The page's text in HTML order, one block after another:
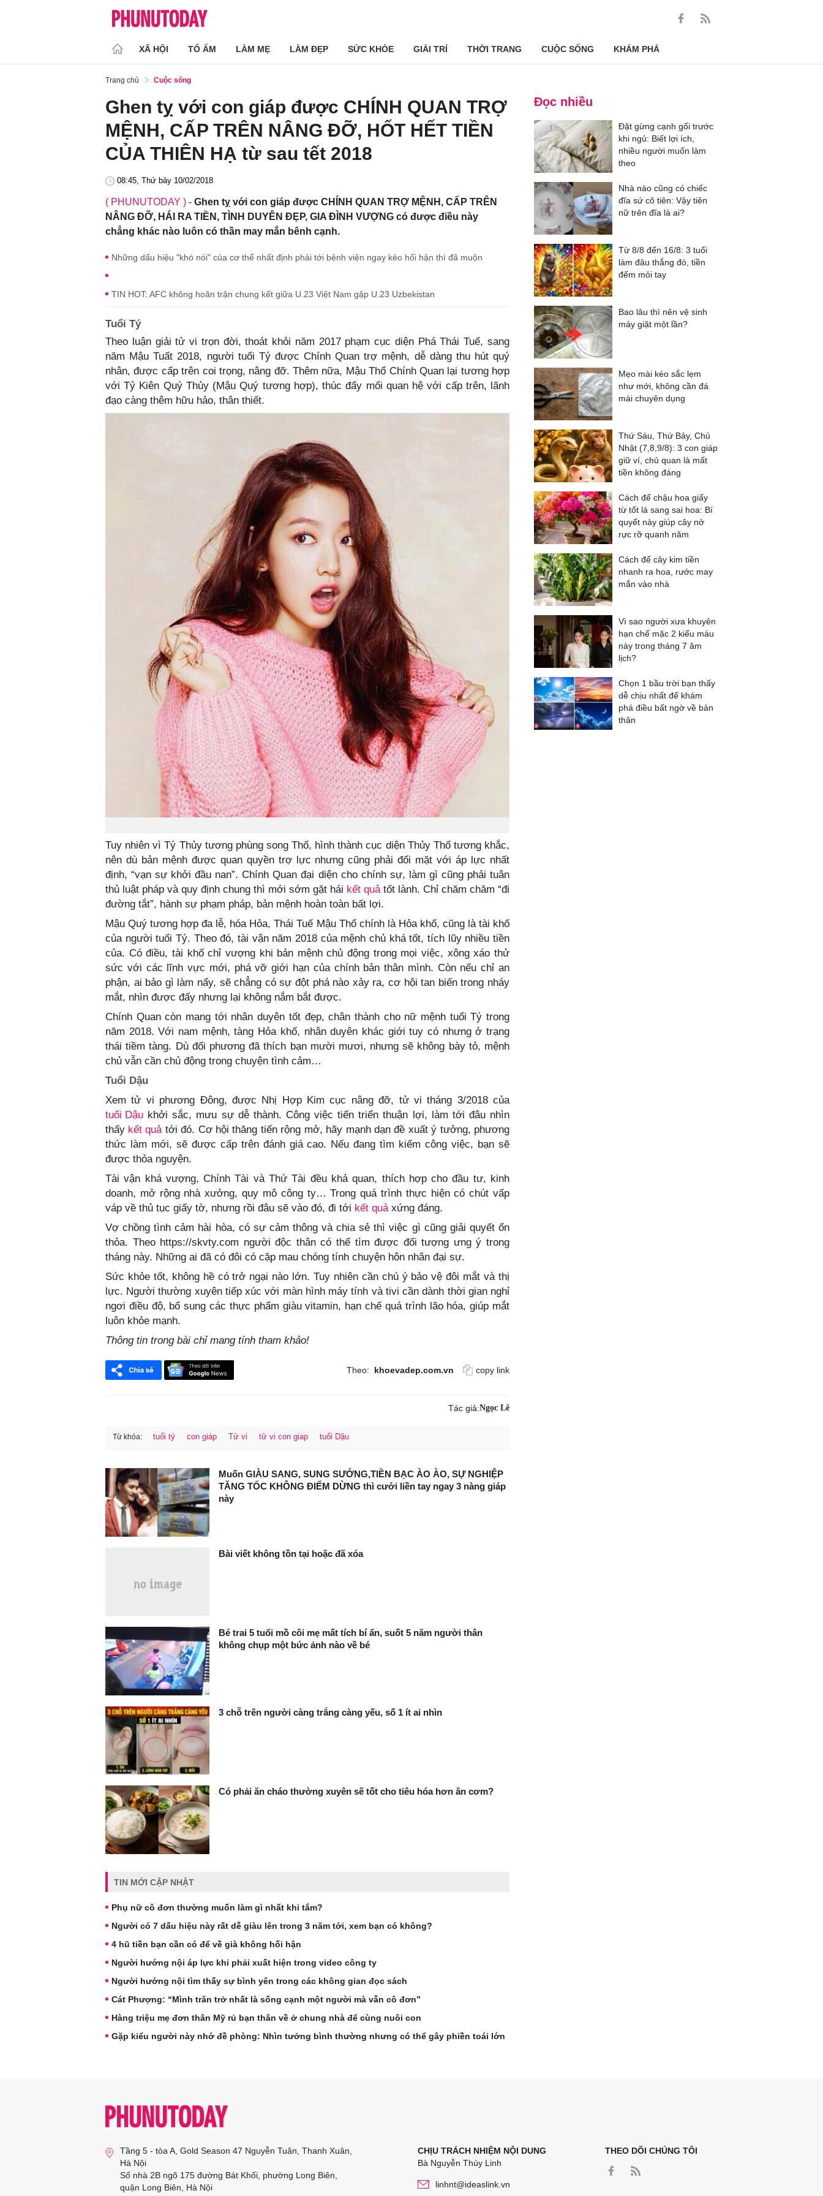
XÃ HỘI TỔ ẤM LÀM MẸ LÀM ĐẸP SỨC KHỎE GIẢI TRÍ THỜI TRANG CUỘC SỐNG KHÁM PHÁ
Trang chủ Cuộc sống
Ghen tỵ với con giáp được CHÍNH QUAN TRỢ
MỆNH, CẤP TRÊN NÂNG ĐỠ, HỐT HẾT TIỀN
CỦA THIÊN HẠ từ sau tết 2018
08:45, Thứ bảy 10/02/2018
( PHUNUTODAY ) - Ghen tỵ với con giáp được CHÍNH QUAN TRỢ MỆNH, CẤP TRÊN
NÂNG ĐỠ, HÁI RA TIỀN, TÌNH DUYÊN ĐẸP, GIA ĐÌNH VƯỢNG có được điều này
chẳng khác nào luôn có thần may mắn bênh cạnh.
Những dấu hiệu "khó nói" của cơ thể nhất định phải tới bệnh viện ngay kẻo hối hận thì đã muộn
TIN HOT: AFC không hoãn trận chung kết giữa U.23 Việt Nam gặp U.23 Uzbekistan
Tuổi Tý
Theo luận giải tử vi trọn đời, thoát khỏi năm 2017 phạm cục diện Phá Thái Tuế, sang
năm Mậu Tuất 2018, người tuổi Tý được Chính Quan trợ mệnh, dễ dàng thu hút quý
nhân, được cấp trên coi trọng, nâng đỡ. Thêm nữa, Mậu Thổ Chính Quan lại tương hợp
với Tỷ Kiên Quý Thủy (Mậu Quý tương hợp), thúc đẩy mối quan hệ với cấp trên, lãnh
đạo càng thêm hữu hảo, thân thiết.
Tuy nhiên vì Tý Thủy tương phùng song Thổ, hình thành cục diện Thủy Thổ tương khắc,
nên dù bản mệnh được quan quyền trợ lực nhưng cũng phải đối mặt với áp lực nhất
định, “vạn sự khởi đầu nan”. Chính Quan đại diện cho chính sự, làm gì cũng phải tuân
thủ luật pháp và quy định chung thì mới sớm gặt hái kết quảtốt lành. Chỉ chăm chăm “đi
đường tắt”, hành sự phạm pháp, bản mệnh hoàn toàn bất lợi.
Mậu Quý tương hợp đa lễ, hóa Hỏa, Thái Tuế Mậu Thổ chính là Hỏa khố, cũng là tài khố
của người tuổi Tý. Theo đó, tài vận năm 2018 của mệnh chủ khá tốt, tích lũy nhiều tiền
của. Có điều, tài khố chỉ vượng khi bản mệnh chủ động trong mọi việc, xông xáo thử
sức với các lĩnh vực mới, phá vỡ giới hạn của chính bản thân mình. Còn nếu chỉ an
phận, ai bảo gì làm nấy, sẽ chẳng có sự đột phá nào xảy ra, cơ hội tan biến trong nháy
mắt, nhìn được đấy nhưng lại không nắm bắt được.
Chính Quan còn mang tới nhân duyên tốt đẹp, chân thành cho nữ mệnh tuổi Tý trong
năm 2018. Với nam mệnh, tàng Hỏa khố, nhân duyên khác giới tuy có nhưng ở trạng
thái tiềm tàng. Dù đối phương đã thích bạn mười mươi, nhưng sẽ không bày tỏ, mệnh
chủ vẫn cần chủ động trong chuyện tình cảm…
Tuổi Dậu
Xem tử vi phương Đông, được Nhị Hợp Kim cục nâng đỡ, tử vi tháng 3/2018 của
tuổi Dậu khởi sắc, mưu sự dễ thành. Công việc tiến triển thuận lợi, làm tới đâu nhìn
thấy kết quảtới đó. Cơ hội thăng tiến rộng mở, hãy mạnh dạn đề xuất ý tưởng, phương
thức làm mới, sẽ được cấp trên đánh giá cao. Nếu đang tìm kiếm công việc, bạn sẽ
được thỏa nguyện.
Tài vận khá vượng, Chính Tài và Thứ Tài đều khả quan, thích hợp cho đầu tư, kinh
doanh, mở rộng nhà xưởng, quy mô công ty… Trong quá trình thực hiện có chút vấp
váp về thủ tục giấy tờ, nhưng rồi đâu sẽ vào đó, đi tới kết quảxứng đáng.
Vợ chồng tình cảm hài hòa, có sự cảm thông và chia sẻ thì việc gì cũng giải quyết ổn
thỏa. Theo https://skvty.com người độc thân có thể tìm được đối tượng ưng ý trong
tháng này. Những ai đã có đôi có cặp mau chóng tính chuyện hôn nhân đại sự.
Sức khỏe tốt, không hề có trở ngại nào lớn. Tuy nhiên cần chú ý bảo vệ đôi mắt và thị
lực. Người thường xuyên tiếp xúc với màn hình máy tính và tivi cần dành thời gian nghỉ
ngơi điều độ, bổ sung các thực phẩm giàu vitamin, hạn chế quá trình lão hóa, giúp mắt
luôn khỏe mạnh.
Thông tin trong bài chỉ mang tính tham khảo!
Theo: khoevadep.com.vn copy link
Tác giả:Ngọc Lê
Từ khóa: tuổi tý con giáp Tử vi tử vi con giap tuổi Dậu
Muốn GIÀU SANG, SUNG SƯỚNG,TIỀN BẠC ÀO ÀO, SỰ NGHIỆP
TĂNG TỐC KHÔNG ĐIỂM DỪNG thì cưới liền tay ngay 3 nàng giáp
này
Bài viết không tồn tại hoặc đã xóa
Bé trai 5 tuổi mồ côi mẹ mất tích bí ẩn, suốt 5 năm người thân
không chụp một bức ảnh nào về bé
3 chỗ trên người càng trắng càng yếu, số 1 ít ai nhìn
Có phải ăn cháo thường xuyên sẽ tốt cho tiêu hóa hơn ăn cơm?
TIN MỚI CẬP NHẬT
Phụ nữ cô đơn thường muốn làm gì nhất khi tắm?
Người có 7 dấu hiệu này rất dễ giàu lên trong 3 năm tới, xem bạn có không?
4 hũ tiền bạn cần có để về già không hối hận
Người hướng nội áp lực khi phải xuất hiện trong video công ty
Người hướng nội tìm thấy sự bình yên trong các không gian đọc sách
Cát Phượng: “Mình trăn trở nhất là sống cạnh một người mà vẫn cô đơn”
Hàng triệu mẹ đơn thân Mỹ rủ bạn thân về ở chung nhà để cùng nuôi con
Gặp kiểu người này nhớ đề phòng: Nhìn tưởng bình thường nhưng có thể gây phiền toái lớn
Đọc nhiều
Đặt gừng cạnh gối trước
khi ngủ: Biết lợi ích,
nhiều người muốn làm
theo
Nhà nào cũng có chiếc
đĩa sứ cô tiên: Vậy tiên
nữ trên đĩa là ai?
Từ 8/8 đến 16/8: 3 tuổi
làm đâu thắng đó, tiền
đếm mỏi tay
Bao lâu thì nên vệ sinh
máy giặt một lần?
Mẹo mài kéo sắc lẹm
như mới, không cần đá
mài chuyên dụng
Thứ Sáu, Thứ Bảy, Chủ
Nhật (7,8,9/8): 3 con giáp
giữ ví, chủ quan là mất
tiền không đáng
Cách để chậu hoa giấy
từ tốt lá sang sai hoa: Bí
quyết này giúp cây nở
rực rỡ quanh năm
Cách để cây kim tiền
nhanh ra hoa, rước may
mắn vào nhà
Vì sao người xưa khuyên
hạn chế mặc 2 kiểu màu
này trong tháng 7 âm
lịch?
Chọn 1 bầu trời bạn thấy
dễ chịu nhất để khám
phá điều bất ngờ về bản
thân
Tầng 5 - tòa A, Gold Season 47 Nguyễn Tuân, Thanh Xuân,
Hà Nội
Số nhà 2B ngõ 175 đường Bát Khối, phường Long Biên,
quận Long Biên, Hà Nội
CHỊU TRÁCH NHIỆM NỘI DUNG
Bà Nguyễn Thùy Linh
linhnt@ideaslink.vn
THEO DÕI CHÚNG TÔI